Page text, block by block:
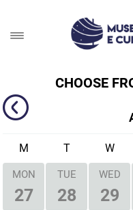
CHOOSE
M T W
MON
27
TUE
28
WED
29